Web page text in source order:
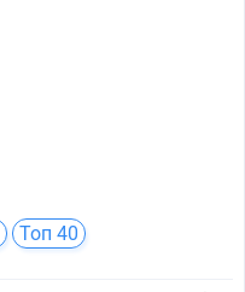
Топ 40